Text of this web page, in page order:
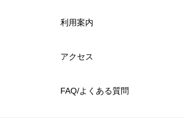
利用案内
アクセス
FAQ/よくある質問